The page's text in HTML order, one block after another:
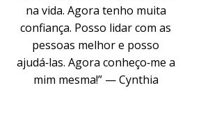
na vida. Agora tenho muita
confiança. Posso lidar com as
pessoas melhor e posso
ajudá‑las. Agora conheço‑me a
mim mesma!” — Cynthia